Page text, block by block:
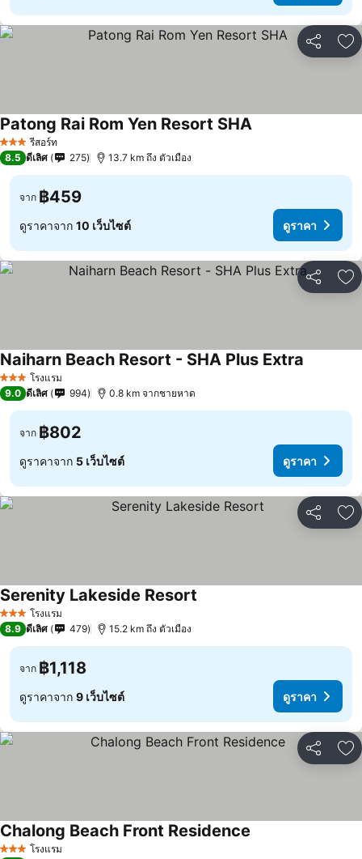
แชร์ เ
3 ดาว รีสอร์ท
Patong Rai Rom Yen Resort SHA
8.5 ดีเลิศ 275 13.7 km ถึง ตัวเมือง
จาก ฿459
ดูราคาจาก 10 เว็บไซต์ ดูราคา
แชร์ เ
3 ดาว โรงแรม
Naiharn Beach Resort - SHA Plus Extra
9.0 ดีเลิศ 994 0.8 km จากชายหาด
จาก ฿802
ดูราคาจาก 5 เว็บไซต์ ดูราคา
แชร์ เ
3 ดาว โรงแรม
Serenity Lakeside Resort
8.9 ดีเลิศ 479 15.2 km ถึง ตัวเมือง
จาก ฿1,118
ดูราคาจาก 9 เว็บไซต์ ดูราคา
แชร์ เ
3 ดาว โรงแรม
Chalong Beach Front Residence